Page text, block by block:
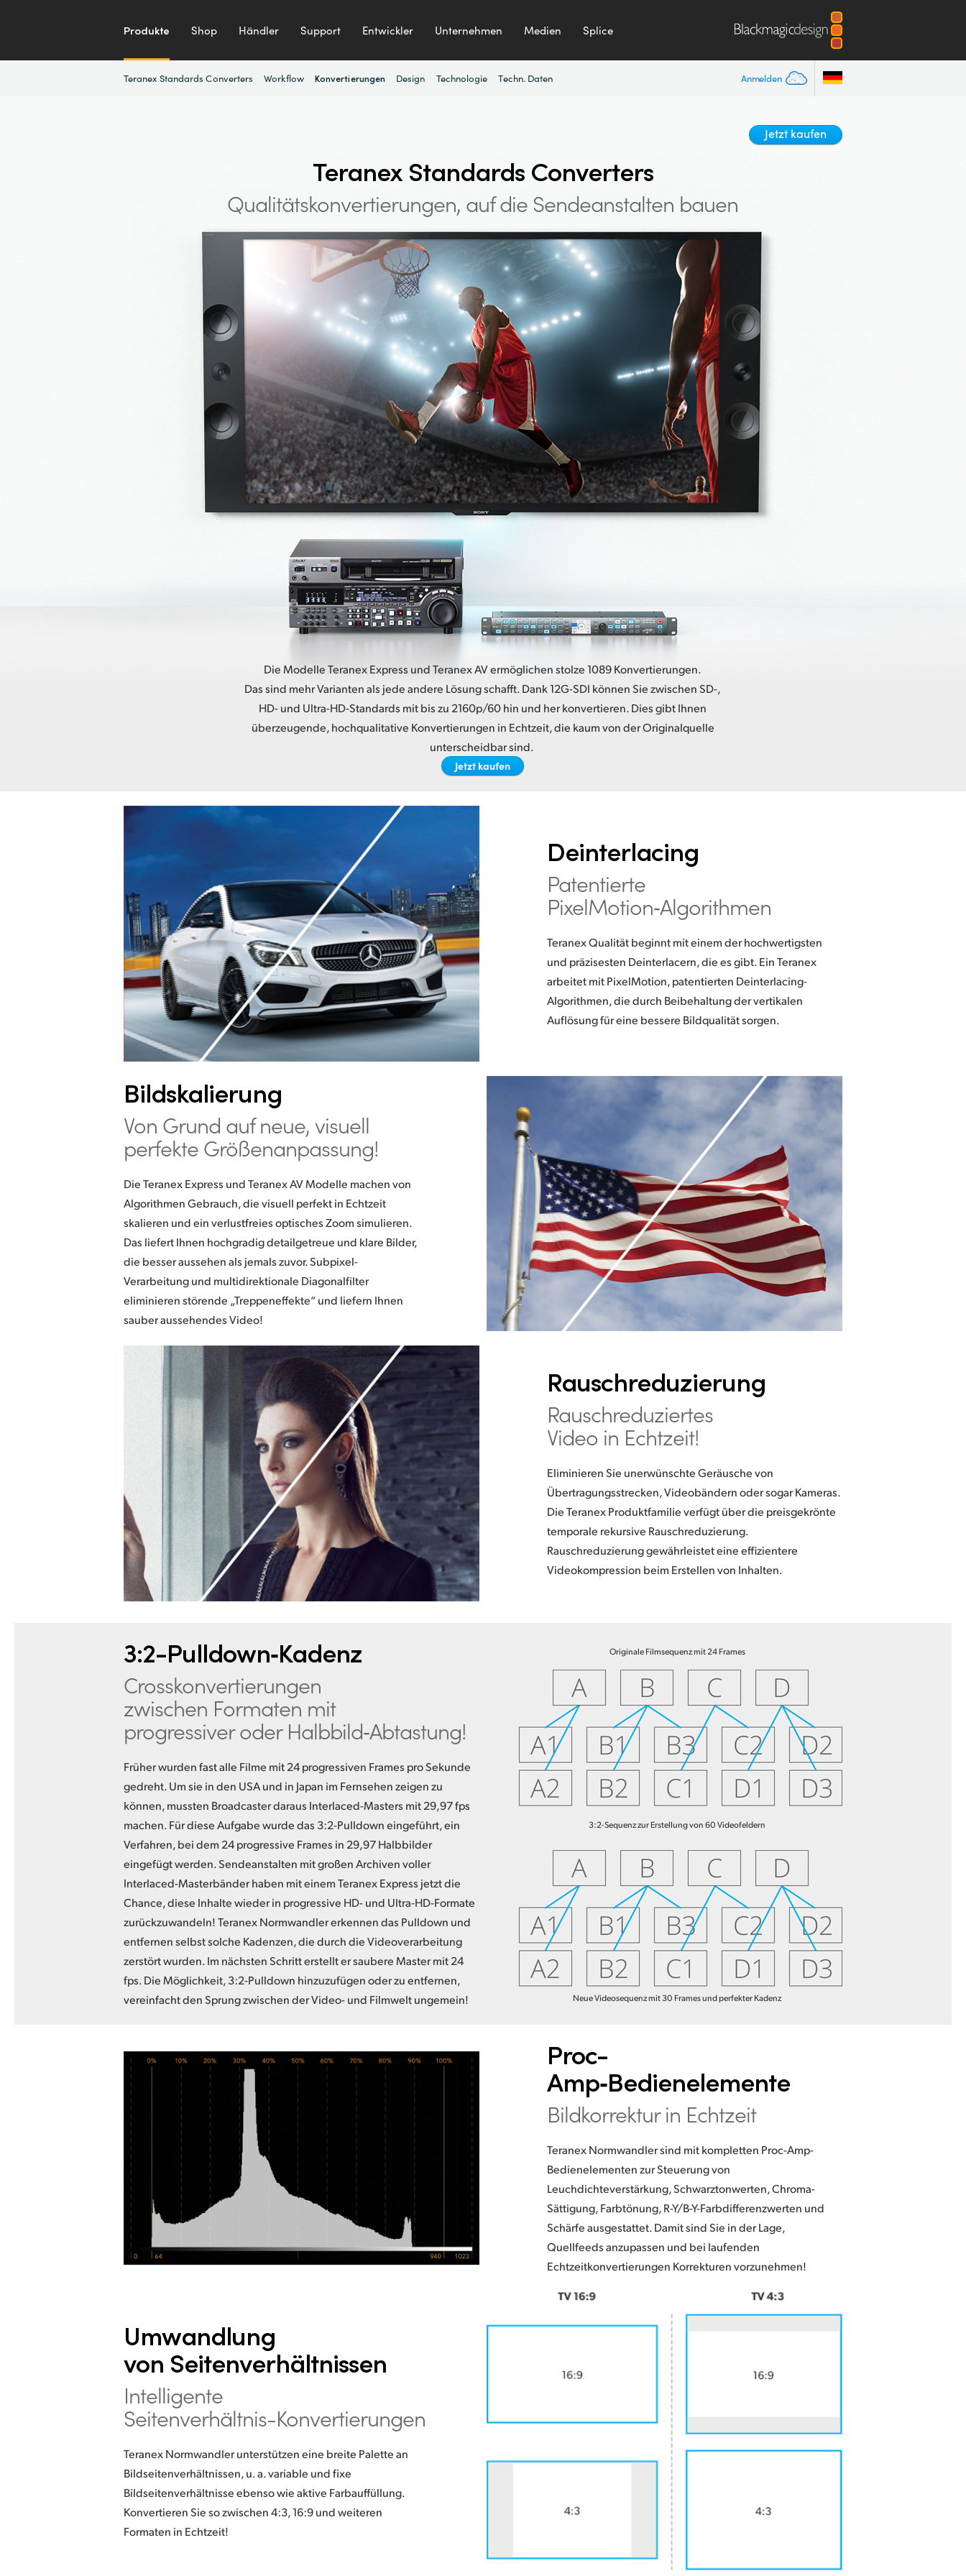
Produkte Shop Händler Support Entwickler Unternehmen Medien Splice
Anmelden
Teranex Standards Converters Workflow Konvertierungen Design Technologie Techn. Daten
Jetzt kaufen
Teranex Standards Converters
Qualitätskonvertierungen, auf die Sendeanstalten bauen
Die Modelle Teranex Express und Teranex AV ermöglichen stolze 1089 Konvertierungen.
Das sind mehr Varianten als jede andere Lösung schafft. Dank 12G-SDI können Sie zwischen SD-,
HD- und Ultra-HD-Standards mit bis zu 2160p/60 hin und her konvertieren. Dies gibt Ihnen
überzeugende, hochqualitative Konvertierungen in Echtzeit, die kaum von der Originalquelle
unterscheidbar sind.
Jetzt kaufen
Deinterlacing
Patentierte
PixelMotion‑Algorithmen
Teranex Qualität beginnt mit einem der hochwertigsten
und präzisesten Deinterlacern, die es gibt. Ein Teranex
arbeitet mit PixelMotion, patentierten Deinterlacing-
Algorithmen, die durch Beibehaltung der vertikalen
Auflösung für eine bessere Bildqualität sorgen.
Bildskalierung
Von Grund auf neue, visuell
perfekte Größenanpassung!
Die Teranex Express und Teranex AV Modelle machen von
Algorithmen Gebrauch, die visuell perfekt in Echtzeit
skalieren und ein verlustfreies optisches Zoom simulieren.
Das liefert Ihnen hochgradig detailgetreue und klare Bilder,
die besser aussehen als jemals zuvor. Subpixel-
Verarbeitung und multidirektionale Diagonalfilter
eliminieren störende „Treppeneffekte“ und liefern Ihnen
sauber aussehendes Video!
Rauschreduzierung
Rauschreduziertes
Video in Echtzeit!
Eliminieren Sie unerwünschte Geräusche von
Übertragungsstrecken, Videobändern oder sogar Kameras.
Die Teranex Produktfamilie verfügt über die preisgekrönte
temporale rekursive Rauschreduzierung.
Rauschreduzierung gewährleistet eine effizientere
Videokompression beim Erstellen von Inhalten.
3:2-Pulldown‑Kadenz
Crosskonvertierungen
zwischen Formaten mit
progressiver oder Halbbild‑Abtastung!
Früher wurden fast alle Filme mit 24 progressiven Frames pro Sekunde
gedreht. Um sie in den USA und in Japan im Fernsehen zeigen zu
können, mussten Broadcaster daraus Interlaced-Masters mit 29,97 fps
machen. Für diese Aufgabe wurde das 3:2-Pulldown eingeführt, ein
Verfahren, bei dem 24 progressive Frames in 29,97 Halbbilder
eingefügt werden. Sendeanstalten mit großen Archiven voller
Interlaced-Masterbänder haben mit einem Teranex Express jetzt die
Chance, diese Inhalte wieder in progressive HD- und Ultra-HD-Formate
zurückzuwandeln! Teranex Normwandler erkennen das Pulldown und
entfernen selbst solche Kadenzen, die durch die Videoverarbeitung
zerstört wurden. Im nächsten Schritt erstellt er saubere Master mit 24
fps. Die Möglichkeit, 3:2-Pulldown hinzuzufügen oder zu entfernen,
vereinfacht den Sprung zwischen der Video- und Filmwelt ungemein!
Originale Filmsequenz mit 24 Frames
3:2-Sequenz zur Erstellung von 60 Videofeldern
Neue Videosequenz mit 30 Frames und perfekter Kadenz
Proc-
Amp‑Bedienelemente
Bildkorrektur in Echtzeit
Teranex Normwandler sind mit kompletten Proc-Amp-
Bedienelementen zur Steuerung von
Leuchdichteverstärkung, Schwarztonwerten, Chroma-
Sättigung, Farbtönung, R-Y/B-Y-Farbdifferenzwerten und
Schärfe ausgestattet. Damit sind Sie in der Lage,
Quellfeeds anzupassen und bei laufenden
Echtzeitkonvertierungen Korrekturen vorzunehmen!
Umwandlung
von Seitenverhältnissen
Intelligente
Seitenverhältnis-Konvertierungen
Teranex Normwandler unterstützen eine breite Palette an
Bildseitenverhältnissen, u. a. variable und fixe
Bildseitenverhältnisse ebenso wie aktive Farbauffüllung.
Konvertieren Sie so zwischen 4:3, 16:9 und weiteren
Formaten in Echtzeit!